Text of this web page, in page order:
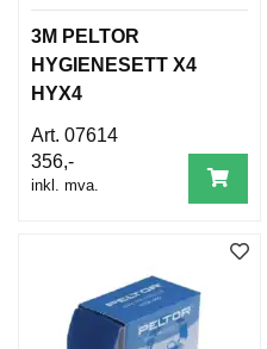
3M PELTOR
HYGIENESETT X4
HYX4
07614
356,-
inkl. mva.